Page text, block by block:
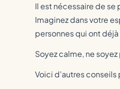
Il est nécessaire de
Imaginez dans votre
personnes qui ont déjà
Soyez calme, ne soyez
Voici d’autres